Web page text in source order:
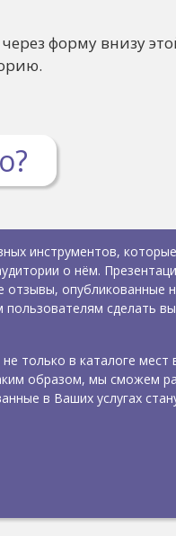
форму внизу
инструментов,
о нём.
опубликованные
сделать
только в каталоге мест
образом, мы сможем
в Ваших услугах